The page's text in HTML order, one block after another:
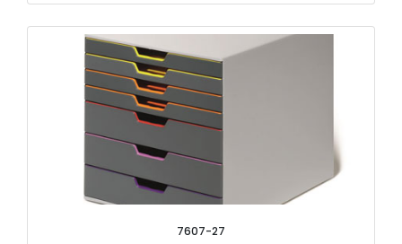
7607-27